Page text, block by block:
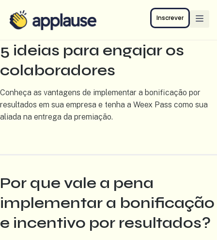
Inscrever
5 ideias para engajar os
colaboradores
Conheça as vantagens de implementar a bonificação por
resultados em sua empresa e tenha a Weex Pass como sua
aliada na entrega da premiação.
Por que vale a pena
implementar a bonificação
e incentivo por resultados?